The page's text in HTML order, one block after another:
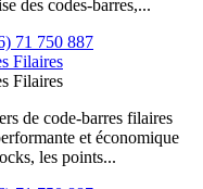
des codes-barres,...
71 750 887
Filaires
Filaires
de code-barres filaires
et économique
les points...